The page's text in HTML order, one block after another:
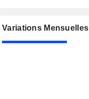
Variations Mensuelles